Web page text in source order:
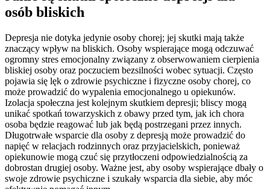
osób bliskich
Depresja nie dotyka jedynie osoby chorej; jej skutki mają także
znaczący wpływ na bliskich. Osoby wspierające mogą odczuwać
ogromny stres emocjonalny związany z obserwowaniem cierpienia
bliskiej osoby oraz poczuciem bezsilności wobec sytuacji. Często
pojawia się lęk o zdrowie psychiczne i fizyczne osoby chorej, co
może prowadzić do wypalenia emocjonalnego u opiekunów.
Izolacja społeczna jest kolejnym skutkiem depresji; bliscy mogą
unikać spotkań towarzyskich z obawy przed tym, jak ich chora
osoba będzie reagować lub jak będą postrzegani przez innych.
Długotrwałe wsparcie dla osoby z depresją może prowadzić do
napięć w relacjach rodzinnych oraz przyjacielskich, ponieważ
opiekunowie mogą czuć się przytłoczeni odpowiedzialnością za
dobrostan drugiej osoby. Ważne jest, aby osoby wspierające dbały o
swoje zdrowie psychiczne i szukały wsparcia dla siebie, aby móc